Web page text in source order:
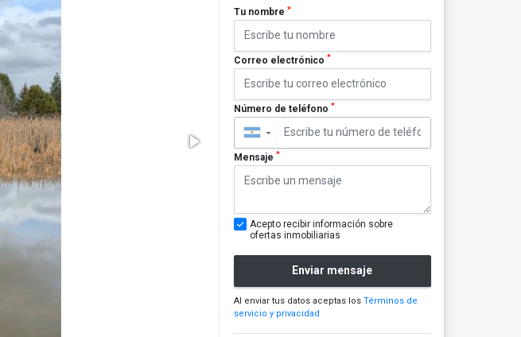
Tu nombre *
Correo electrónico *
Número de teléfono *
▼
Mensaje *
Acepto recibir información sobre
ofertas inmobiliarias
Enviar mensaje
Al enviar tus datos aceptas los Términos de
servicio y privacidad